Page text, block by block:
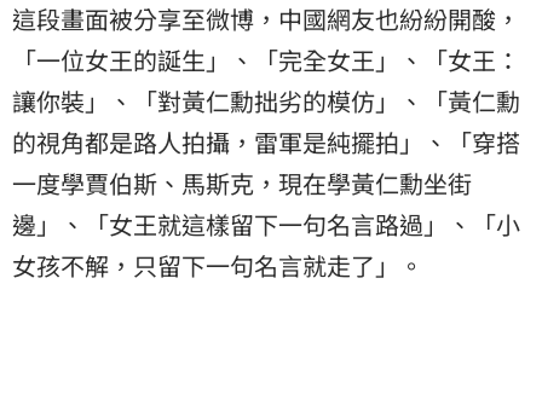
這段畫面被分享至微博，中國網友也紛紛開酸，
「一位女王的誕生」、「完全女王」、「女王：
讓你裝」、「對黃仁勳拙劣的模仿」、「黃仁勳
的視角都是路人拍攝，雷軍是純擺拍」、「穿搭
一度學賈伯斯、馬斯克，現在學黃仁勳坐街
邊」、「女王就這樣留下一句名言路過」、「小
女孩不解，只留下一句名言就走了」。